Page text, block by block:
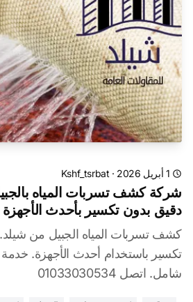
1 أبريل 2026 ·
Kshf_tsrbat
شركة كشف تسربات المياه
دقيق بدون تكسير بأحدث الأجهزة
كشف تسربات المياه الجبيل من
شامل. اتصل 01033030534